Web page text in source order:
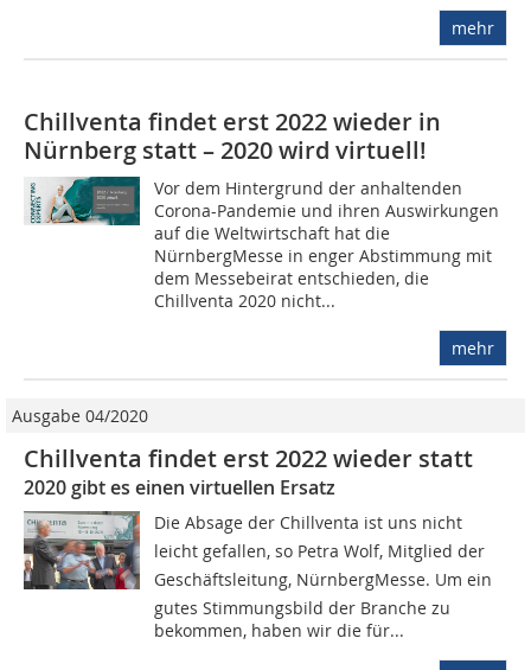
mehr
Chillventa findet erst 2022 wieder in
Nürnberg statt – 2020 wird virtuell!
Vor dem Hintergrund der anhaltenden
Corona-Pandemie und ihren Auswirkungen
auf die Weltwirtschaft hat die
NürnbergMesse in enger Abstimmung mit
dem Messebeirat entschieden, die
Chillventa 2020 nicht...
mehr
Ausgabe 04/2020
Chillventa findet erst 2022 wieder statt
2020 gibt es einen virtuellen Ersatz
Die Absage der Chillventa ist uns nicht
leicht gefallen, so Petra Wolf, Mitglied der
Geschäftsleitung, NürnbergMesse. Um ein
gutes Stimmungsbild der Branche zu
bekommen, haben wir die für...